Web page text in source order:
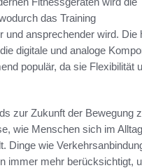
das Training
und ansprechender wird. Die
digitale und analoge
populär, da sie Flexibilität
zur Zukunft der Bewegung
wie Menschen sich im
Dinge wie
immer mehr berücksichtigt,